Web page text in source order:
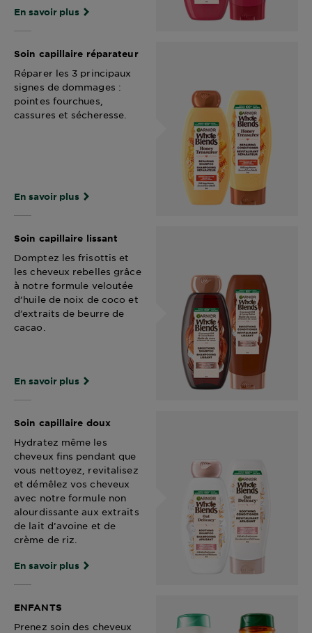
En savoir plus
Soin capillaire réparateur
Réparer les 3 principaux
signes de dommages :
pointes fourchues,
cassures et sécheresse.
En savoir plus
Soin capillaire lissant
Domptez les frisottis et
les cheveux rebelles grâce
à notre formule veloutée
d’huile de noix de coco et
d’extraits de beurre de
cacao.
En savoir plus
Soin capillaire doux
Hydratez même les
cheveux fins pendant que
vous nettoyez, revitalisez
et démêlez vos cheveux
avec notre formule non
alourdissante aux extraits
de lait d’avoine et de
crème de riz.
En savoir plus
ENFANTS
Prenez soin des cheveux